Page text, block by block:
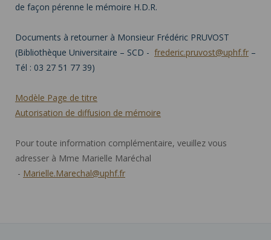
de façon pérenne le mémoire H.D.R.
Documents à retourner à Monsieur Frédéric PRUVOST
(Bibliothèque Universitaire – SCD - frederic.pruvost@uphf.fr –
Tél : 03 27 51 77 39)
Modèle Page de titre
Autorisation de diffusion de mémoire
Pour toute information complémentaire, veuillez vous
adresser à Mme Marielle Maréchal
- Marielle.Marechal@uphf.fr